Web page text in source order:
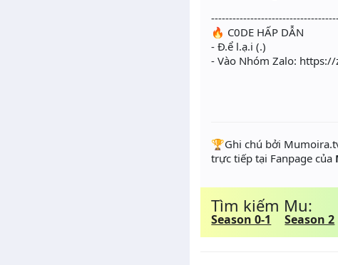
🔥 C0DE HẤP DẪN
- Đ.ể l.ạ.i (.)
- Vào Nhóm Zalo:
️🏆Ghi chú bởi
trực tiếp tại Fanpage của
Tìm kiếm Mu:
Season 0-1 Season 2